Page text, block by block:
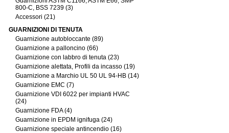
800-C, BSS 7239 (3)
Accessori (21)
GUARNIZIONI DI TENUTA
Guarnizione autobloccante (89)
Guarnizione a palloncino (66)
Guarnizione con labbro di tenuta (23)
Guarnizione alettata, Profili da incasso (19)
Guarnizione a Marchio UL 50 UL 94-HB (14)
Guarnizione EMC (7)
Guarnizione VDI 6022 per impianti HVAC
(24)
Guarnizione FDA (4)
Guarnizione in EPDM ignifuga (24)
Guarnizione speciale antincendio (16)